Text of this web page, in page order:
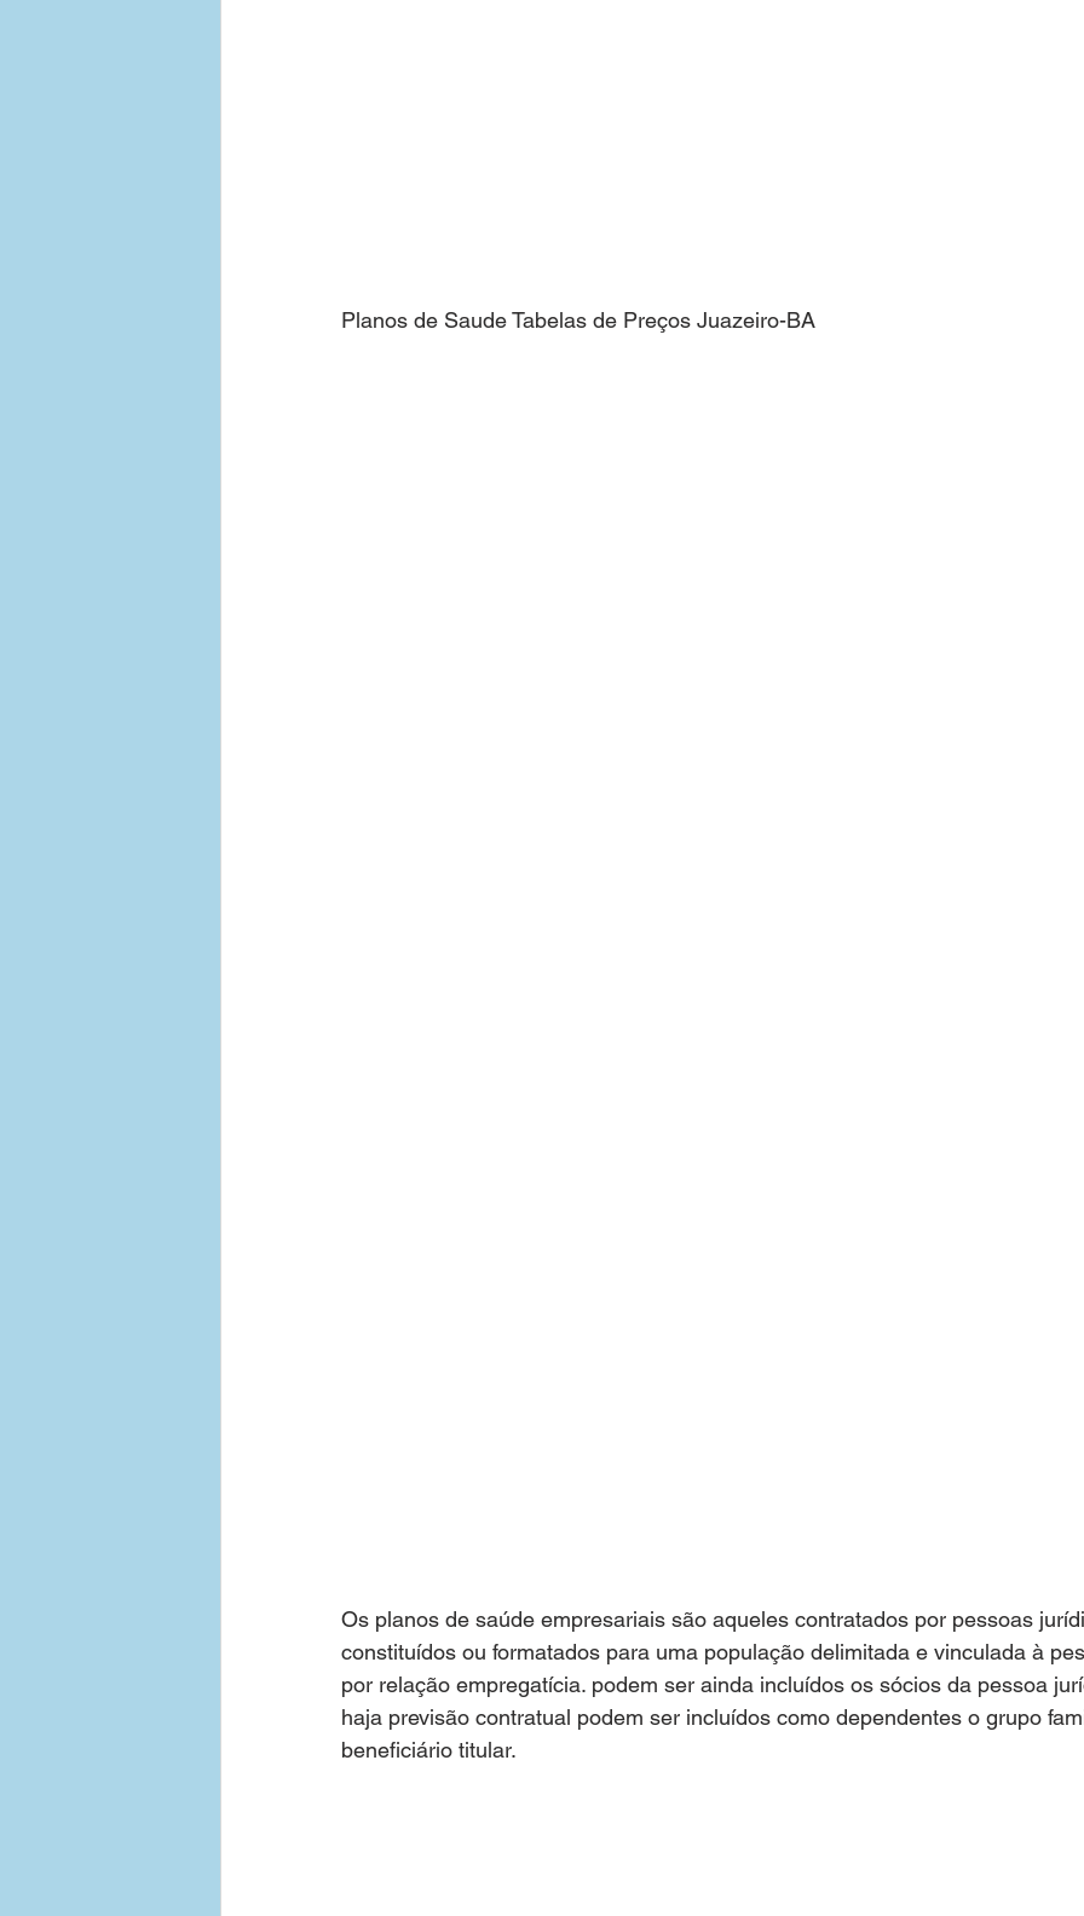
Planos de Saude Tabelas de Preços Juazeiro-BA
Os planos de saúde empresariais são aqueles contratados por pessoas
constituídos ou formatados para uma população delimitada e vinculada à
por relação empregatícia. podem ser ainda incluídos os sócios da pessoa
haja previsão contratual podem ser incluídos como dependentes o grupo
beneficiário titular.